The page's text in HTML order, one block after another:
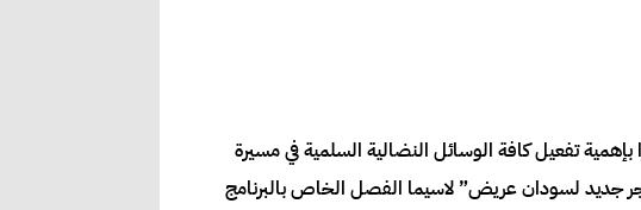
تفعيل كافة الوسائل النضالية السلمية في مسيرة
“فجر جديد لسودان عريض” لاسيما الفصل الخاص بالبرنامج